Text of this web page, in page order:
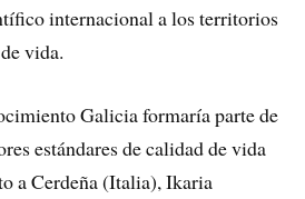
internacional a los territorios
vida.
Galicia formaría parte de
estándares de calidad de vida
a Cerdeña (Italia), Ikaria